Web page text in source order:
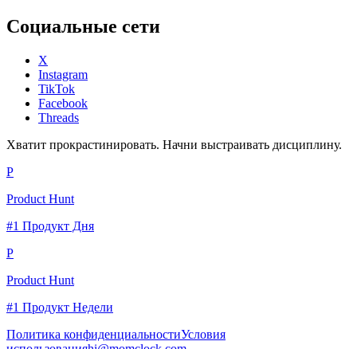
Социальные сети
X
Instagram
TikTok
Facebook
Threads
Хватит прокрастинировать. Начни выстраивать дисциплину.
P
Product Hunt
#1 Продукт Дня
P
Product Hunt
#1 Продукт Недели
Политика конфиденциальностиУсловия